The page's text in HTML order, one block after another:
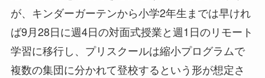
が、キンダーガーテンから小学2年生までは早けれ
ば9月28日に週4日の対面式授業と週1日のリモート
学習に移行し、プリスクールは縮小プログラムで
複数の集団に分かれて登校するという形が想定さ